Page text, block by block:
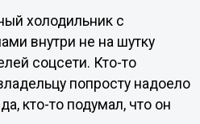
холодильник с
внутри не на шутку
соцсети. Кто-то
попросту надоело
кто-то подумал, что он